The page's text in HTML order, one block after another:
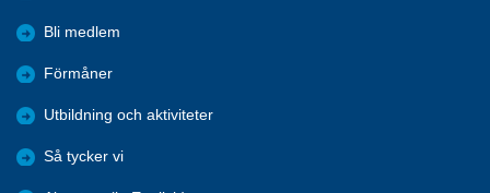
Bli medlem
Förmåner
Utbildning och aktiviteter
Så tycker vi